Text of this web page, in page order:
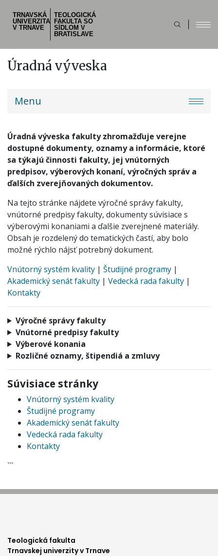
hlavný
TRNAVSKÁ
UNIVERZITA
V TRNAVE
TEOLOGICKÁ
FAKULTA SO
SÍDLOM V
BRATISLAVE
Úradná výveska
Main
Menu
Úradná výveska fakulty zhromažďuje verejne
dostupné dokumenty, oznamy a informácie, ktoré
sa týkajú činnosti fakulty, jej vnútorných
predpisov, výberových konaní, výročných správ a
ďalších zverejňovaných dokumentov.
Na tejto stránke nájdete výročné správy fakulty,
vnútorné predpisy fakulty, dokumenty súvisiace s
výberovými konaniami a ďalšie zverejnené materiály.
Obsah je rozdelený do tematických častí, aby bolo
možné rýchlo nájsť potrebný dokument.
Vnútorný systém kvality | Študijné programy |
Akademický senát fakulty | Vedecká rada fakulty |
Kontakty
Výročné správy fakulty
Vnútorné predpisy fakulty
Výberové konania
Rozličné oznamy, štipendiá a zmluvy
Súvisiace stránky
Vnútorný systém kvality
Študijné programy
Akademický senát fakulty
Vedecká rada fakulty
Kontakty
```
Teologická fakulta
Trnavskej univerzity v Trnave